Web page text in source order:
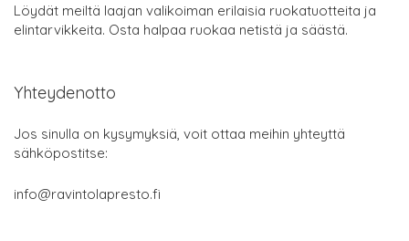
Löydät meiltä laajan valikoiman erilaisia ruokatuotteita ja
elintarvikkeita. Osta halpaa ruokaa netistä ja säästä.
Yhteydenotto
Jos sinulla on kysymyksiä, voit ottaa meihin yhteyttä
sähköpostitse:
info@ravintolapresto.fi